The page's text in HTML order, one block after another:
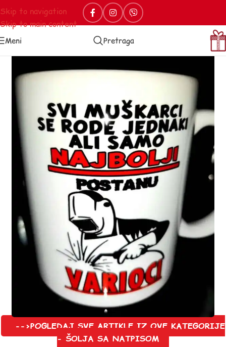
Skip to navigation
Skip to main content
Meni Pretraga
-->POGLEDAJ SVE ARTIKLE IZ OVE KATEGORIJE
- ŠOLJA SA NATPISOM